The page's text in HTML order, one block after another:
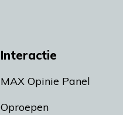
Interactie
MAX Opinie Panel
Oproepen